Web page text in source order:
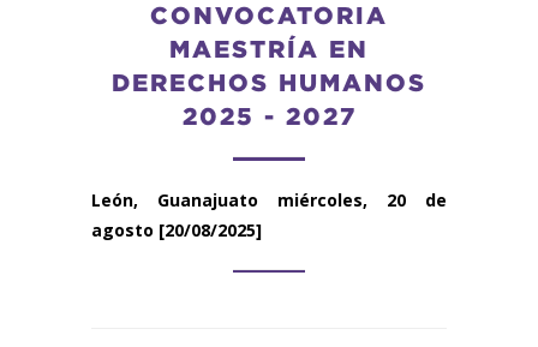
CONVOCATORIA
MAESTRÍA EN
DERECHOS HUMANOS
2025 - 2027
León, Guanajuato
miércoles, 20 de
agosto [20/08/2025]